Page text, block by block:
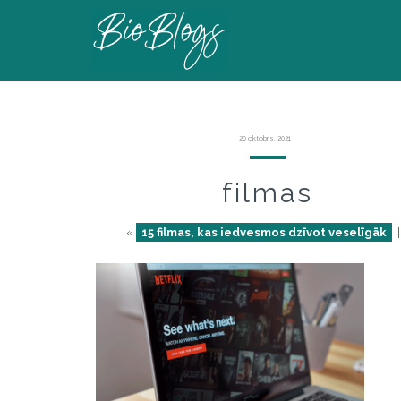
20 oktobris, 2021
filmas
« 15 filmas, kas iedvesmos dzīvot veselīgāk